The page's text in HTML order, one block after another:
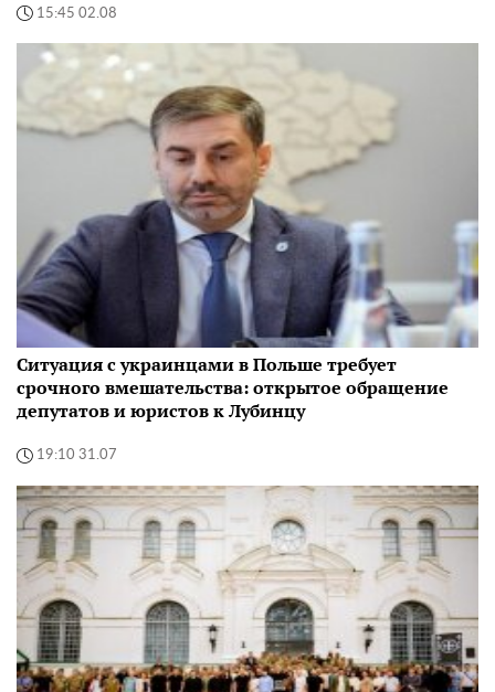
15:45 02.08
Ситуация с украинцами в Польше требует
срочного вмешательства: открытое обращение
депутатов и юристов к Лубинцу
19:10 31.07